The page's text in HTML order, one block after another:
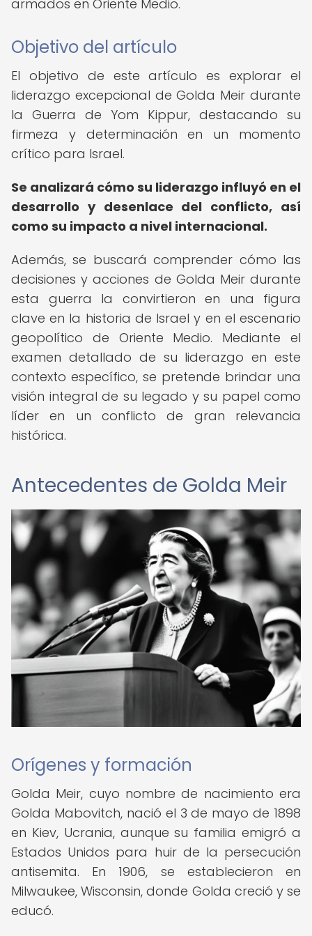
armados en Oriente Medio.
Objetivo del artículo
El objetivo de este artículo es explorar el
liderazgo excepcional de Golda Meir durante
la Guerra de Yom Kippur, destacando su
firmeza y determinación en un momento
crítico para Israel.
Se analizará cómo su liderazgo influyó en el
desarrollo y desenlace del conflicto, así
como su impacto a nivel internacional.
Además, se buscará comprender cómo las
decisiones y acciones de Golda Meir durante
esta guerra la convirtieron en una figura
clave en la historia de Israel y en el escenario
geopolítico de Oriente Medio. Mediante el
examen detallado de su liderazgo en este
contexto específico, se pretende brindar una
visión integral de su legado y su papel como
líder en un conflicto de gran relevancia
histórica.
Antecedentes de Golda Meir
Orígenes y formación
Golda Meir, cuyo nombre de nacimiento era
Golda Mabovitch, nació el 3 de mayo de 1898
en Kiev, Ucrania, aunque su familia emigró a
Estados Unidos para huir de la persecución
antisemita. En 1906, se establecieron en
Milwaukee, Wisconsin, donde Golda creció y se
educó.